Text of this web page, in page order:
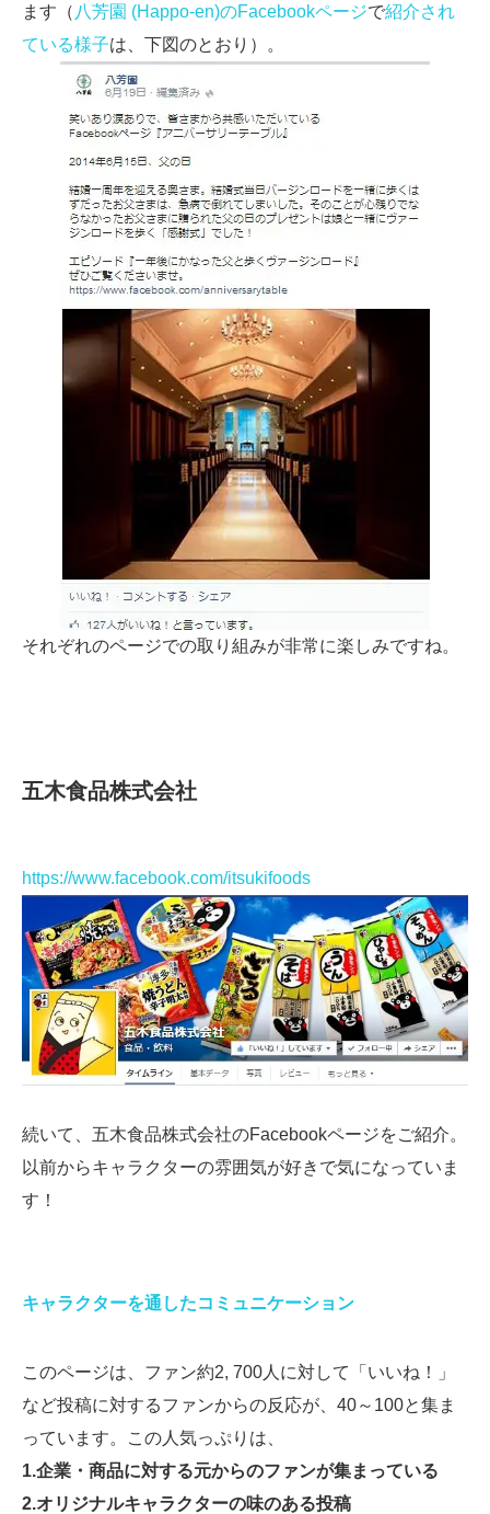
ます（ 八芳園 (Happo-en)のFacebookページで紹介され
ている様子は、下図のとおり）。
それぞれのページでの取り組みが非常に楽しみですね。
五木食品株式会社
https://www.facebook.com/itsukifoods
続いて、五木食品株式会社のFacebookページをご紹介。
以前からキャラクターの雰囲気が好きで気になっていま
す！
キャラクターを通したコミュニケーション
このページは、ファン約2, 700人に対して「いいね！」
など投稿に対するファンからの反応が、40～100と集ま
っています。この人気っぷりは、
1.企業・商品に対する元からのファンが集まっている
2.オリジナルキャラクターの味のある投稿